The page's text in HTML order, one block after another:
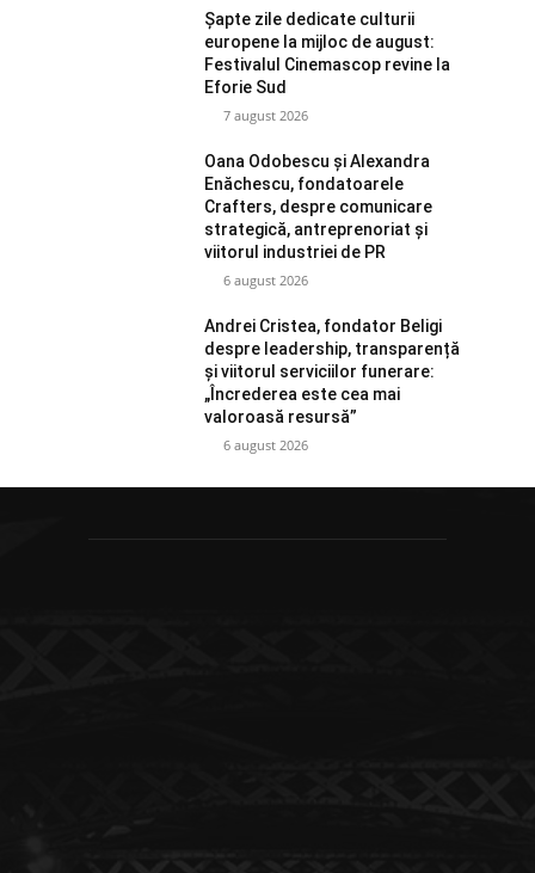
Șapte zile dedicate culturii
europene la mijloc de august:
Festivalul Cinemascop revine la
Eforie Sud
7 august 2026
Oana Odobescu și Alexandra
Enăchescu, fondatoarele
Crafters, despre comunicare
strategică, antreprenoriat și
viitorul industriei de PR
6 august 2026
Andrei Cristea, fondator Beligi
despre leadership, transparență
și viitorul serviciilor funerare:
„Încrederea este cea mai
valoroasă resursă”
6 august 2026